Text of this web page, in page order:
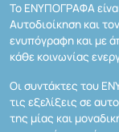
Το ΕΝΥΠΟΓΡΑΦΑ
Αυτοδιοίκηση και
ενυπόγραφη και με
κάθε κοινωνίας
Οι συντάκτες του
τις εξελίξεις σε
της μίας και